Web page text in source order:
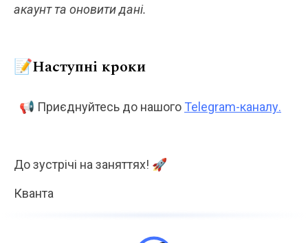
акаунт та оновити дані.
📝Наступні кроки
📢 Приєднуйтесь до нашого Telegram-каналу.
До зустрічі на заняттях! 🚀
Кванта